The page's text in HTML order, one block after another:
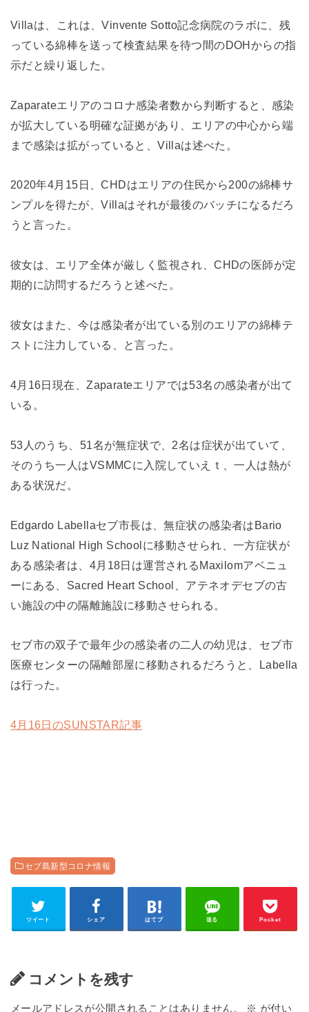
Villaは、これは、Vinvente Sotto記念病院のラボに、残
っている綿棒を送って検査結果を待つ間のDOHからの指
示だと繰り返した。
Zaparateエリアのコロナ感染者数から判断すると、感染
が拡大している明確な証拠があり、エリアの中心から端
まで感染は拡がっていると、Villaは述べた。
2020年4月15日、CHDはエリアの住民から200の綿棒サ
ンプルを得たが、Villaはそれが最後のバッチになるだろ
うと言った。
彼女は、エリア全体が厳しく監視され、CHDの医師が定
期的に訪問するだろうと述べた。
彼女はまた、今は感染者が出ている別のエリアの綿棒テ
ストに注力している、と言った。
4月16日現在、Zaparateエリアでは53名の感染者が出て
いる。
53人のうち、51名が無症状で、2名は症状が出ていて、
そのうち一人はVSMMCに入院していえｔ、一人は熱が
ある状況だ。
Edgardo Labellaセブ市長は、無症状の感染者はBario
Luz National High Schoolに移動させられ、一方症状が
ある感染者は、4月18日は運営されるMaxilomアベニュ
ーにある、Sacred Heart School、アテネオデセブの古
い施設の中の隔離施設に移動させられる。
セブ市の双子で最年少の感染者の二人の幼児は、セブ市
医療センターの隔離部屋に移動されるだろうと、Labella
は行った。
4月16日のSUNSTAR記事
セブ島新型コロナ情報
ツイート シェア はてブ 送る Pocket
コメントを残す
メールアドレスが公開されることはありません。 ※ が付い